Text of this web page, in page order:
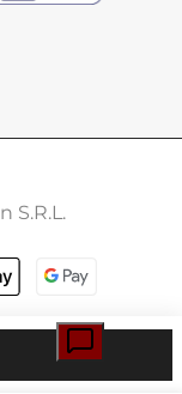
S.R.L.